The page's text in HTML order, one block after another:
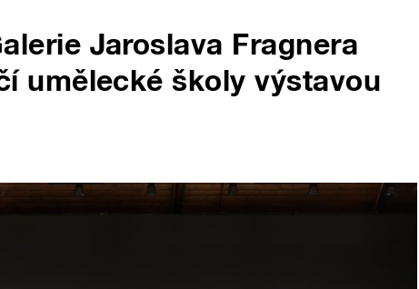
Jaroslava Fragnera
umělecké školy výstavou